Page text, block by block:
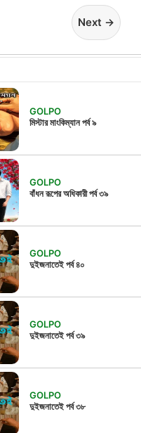
Next →
GOLPO
মিস্টার মাংকিম্যান পর্ব ৯
GOLPO
বাঁধন রূপের অধিকারী পর্ব ৩৯
GOLPO
দুইজনাতেই পর্ব ৪০
GOLPO
দুইজনাতেই পর্ব ৩৯
GOLPO
দুইজনাতেই পর্ব ৩৮